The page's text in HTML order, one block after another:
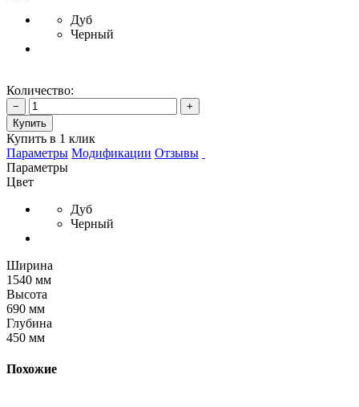
Дуб
Черный
Количество:
−
+
Купить
Купить в 1 клик
Параметры Модификации Отзывы
Параметры
Цвет
Дуб
Черный
Ширина
1540 мм
Высота
690 мм
Глубина
450 мм
Похожие